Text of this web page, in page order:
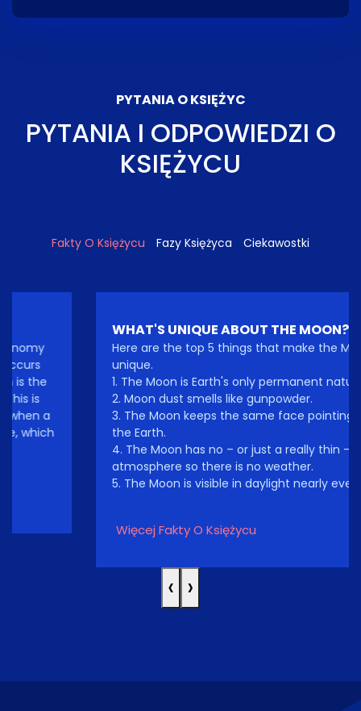
PYTANIA O KSIĘŻYC
PYTANIA I ODPOWIEDZI O
KSIĘŻYCU
Fakty O Księżycu Fazy Księżyca Ciekawostki
WHAT'S UNIQUE ABOUT THE MOON?
Here are the top 5 things that make the Moon so
unique.
1. The Moon is Earth's only permanent natural satellite.
2. Moon dust smells like gunpowder.
3. The Moon keeps the same face pointing toward
the Earth.
4. The Moon has no – or just a really thin –
atmosphere so there is no weather.
5. The Moon is visible in daylight nearly every day.
Więcej Fakty O Księżycu
‹ ›